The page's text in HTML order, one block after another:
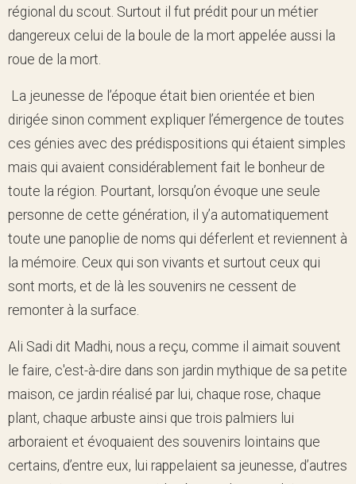
régional du scout. Surtout il fut prédit pour un métier
dangereux celui de la boule de la mort appelée aussi la
roue de la mort.
La jeunesse de l’époque était bien orientée et bien
dirigée sinon comment expliquer l’émergence de toutes
ces génies avec des prédispositions qui étaient simples
mais qui avaient considérablement fait le bonheur de
toute la région. Pourtant, lorsqu’on évoque une seule
personne de cette génération, il y’a automatiquement
toute une panoplie de noms qui déferlent et reviennent à
la mémoire. Ceux qui son vivants et surtout ceux qui
sont morts, et de là les souvenirs ne cessent de
remonter à la surface.
Ali Sadi dit Madhi, nous a reçu, comme il aimait souvent
le faire, c'est-à-dire dans son jardin mythique de sa petite
maison, ce jardin réalisé par lui, chaque rose, chaque
plant, chaque arbuste ainsi que trois palmiers lui
arboraient et évoquaient des souvenirs lointains que
certains, d’entre eux, lui rappelaient sa jeunesse, d’autres